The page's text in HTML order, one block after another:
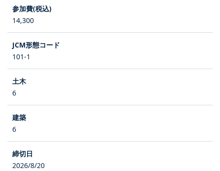
14,300
101-1
6
6
2026/8/20